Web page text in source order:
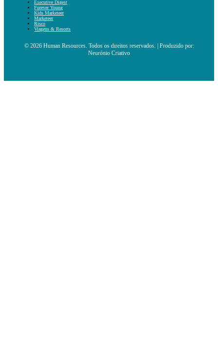
Executive Digest
Forever Young
Kids Marketeer
Marketeer
Risco
Viagens & Resorts
© 2026 Human Resources. Todos os direitos reservados. | Produzido por:
Neurónio Criativo